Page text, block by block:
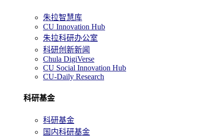
朱拉智慧库
CU Innovation Hub
朱拉科研办公室
科研创新新闻
Chula DigiVerse
CU Social Innovation Hub
CU-Daily Research
科研基金
科研基金
国内科研基金